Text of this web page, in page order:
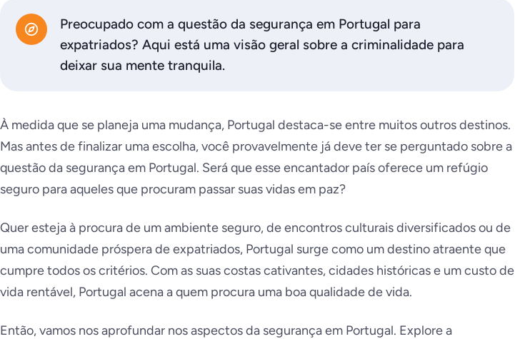
Preocupado com a questão da segurança em Portugal para
expatriados? Aqui está uma visão geral sobre a criminalidade para
deixar sua mente tranquila.
À medida que se planeja uma mudança, Portugal destaca-se entre muitos outros destinos.
Mas antes de finalizar uma escolha, você provavelmente já deve ter se perguntado sobre a
questão da segurança em Portugal. Será que esse encantador país oferece um refúgio
seguro para aqueles que procuram passar suas vidas em paz?
Quer esteja à procura de um ambiente seguro, de encontros culturais diversificados ou de
uma comunidade próspera de expatriados, Portugal surge como um destino atraente que
cumpre todos os critérios. Com as suas costas cativantes, cidades históricas e um custo de
vida rentável, Portugal acena a quem procura uma boa qualidade de vida.
Então, vamos nos aprofundar nos aspectos da segurança em Portugal. Explore a